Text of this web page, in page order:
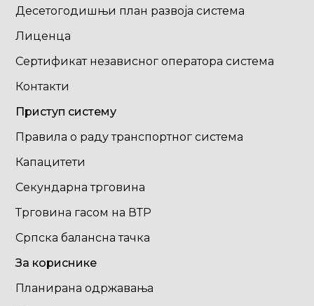
Десетогодишњи план развоја система
Лиценца
Сертификат независног оператора система
Контакти
Приступ систему
Правила о раду транспортног система
Капацитети
Секундарна трговина
Трговина гасом на ВТР
Српска балансна тачка
За кориснике
Планирана одржавања